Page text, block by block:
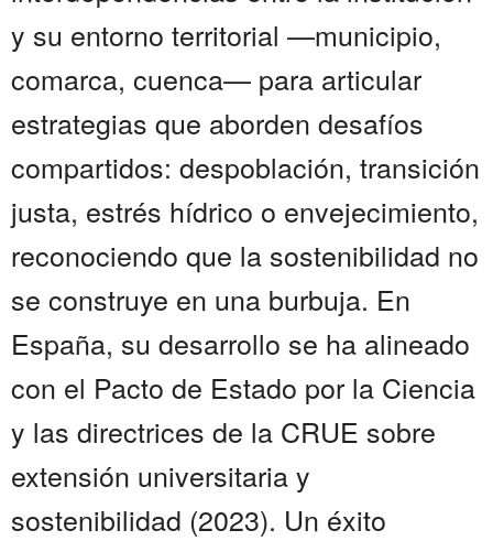
y su entorno territorial —municipio,
comarca, cuenca— para articular
estrategias que aborden desafíos
compartidos: despoblación, transición
justa, estrés hídrico o envejecimiento,
reconociendo que la sostenibilidad no
se construye en una burbuja. En
España, su desarrollo se ha alineado
con el Pacto de Estado por la Ciencia
y las directrices de la CRUE sobre
extensión universitaria y
sostenibilidad (2023). Un éxito